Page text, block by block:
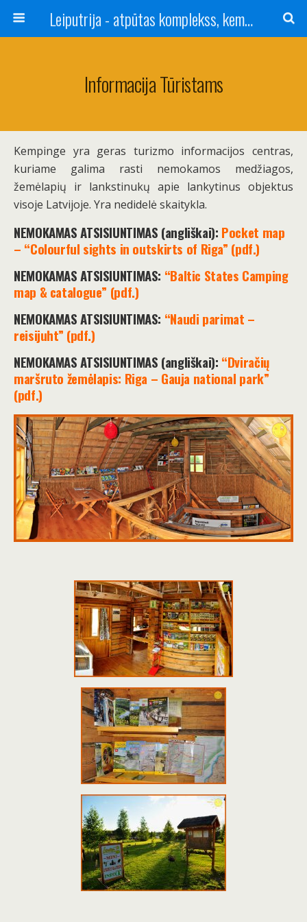
Leiputrija - atpūtas komplekss, kempings, viesu nams pie Rīgas / Camping, caravan site, bed and breakfast near Riga / Camping, caravanas, bungalows Letonia / Campingplatz, Caravanpark, Zimmer in Lettland / Kемпинг и гостевой дом к Риги
Informacija Tūristams
Kempinge yra geras turizmo informacijos centras,
kuriame galima rasti nemokamos medžiagos,
žemėlapių ir lankstinukų apie lankytinus objektus
visoje Latvijoje. Yra nedidelė skaitykla.
NEMOKAMAS ATSISIUNTIMAS (angliškai): Pocket map
– “Colourful sights in outskirts of Riga” (pdf.)
NEMOKAMAS ATSISIUNTIMAS: “Baltic States Camping
map & catalogue” (pdf.)
NEMOKAMAS ATSISIUNTIMAS: “Naudi parimat –
reisijuht” (pdf.)
NEMOKAMAS ATSISIUNTIMAS (angliškai): “Dviračių
maršruto žemėlapis: Riga – Gauja national park”
(pdf.)